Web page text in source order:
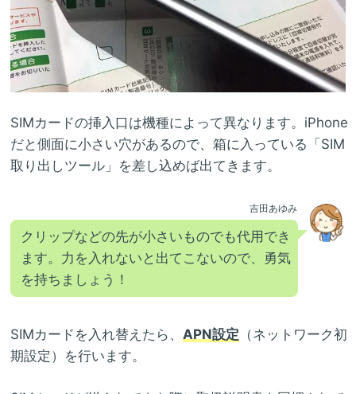
SIMカードの挿入口は機種によって異なります。iPhone
だと側面に小さい穴があるので、箱に入っている「SIM
取り出しツール」を差し込めば出てきます。
吉田あゆみ
クリップなどの先が小さいものでも代用でき
ます。力を入れないと出てこないので、勇気
を持ちましょう！
SIMカードを入れ替えたら、 APN設定 （ネットワーク初
期設定）を行います。